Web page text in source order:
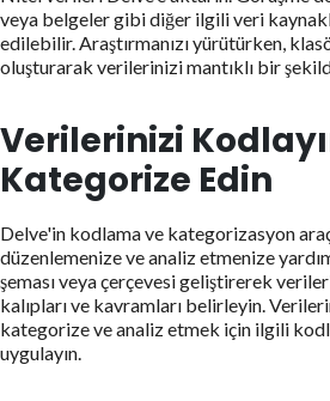
veya belgeler gibi diğer ilgili veri
edilebilir. Araştırmanızı yürütürken,
oluşturarak verilerinizi mantıklı bir
Verilerinizi
Kategorize Edin
Delve'in kodlama ve kategorizasyon
düzenlemenize ve analiz etmenize
şeması veya çerçevesi geliştirerek
kalıpları ve kavramları belirleyin.
kategorize ve analiz etmek için ilgili
uygulayın.